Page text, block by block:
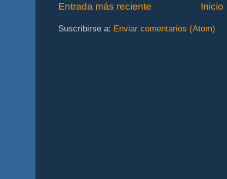
Entrada más reciente Inicio
Suscribirse a: Enviar comentarios (Atom)